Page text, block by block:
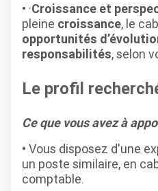
·Croissance et
pleine croissance, le
opportunités
responsabilités, selon
Le profil
Ce que vous avez à
Vous disposez d'une
un poste similaire, en
comptable.